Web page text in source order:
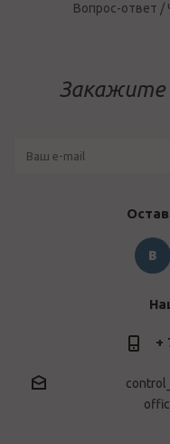
Вопрос-ответ /
Закажите
+